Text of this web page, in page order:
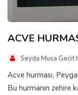
ACVE
Seyda Musa Gecit
Acve hurması,
Bu hurmanın zehire